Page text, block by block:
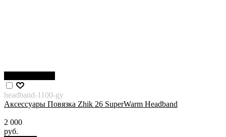
headband-1100-gy
Аксессуары Повязка Zhik 26 SuperWarm Headband
2 000
руб.